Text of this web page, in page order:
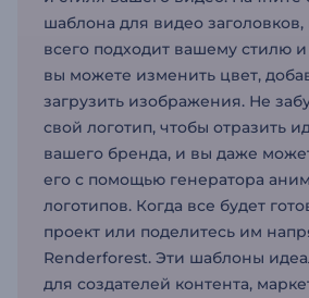
шаблона для видео
всего подходит вашему стилю
вы можете изменить цвет,
загрузить изображения. Не
свой логотип, чтобы отразить
вашего бренда, и вы даже
его с помощью генератора
логотипов. Когда все будет
проект или поделитесь им
Renderforest. Эти шаблоны
для создателей контента,